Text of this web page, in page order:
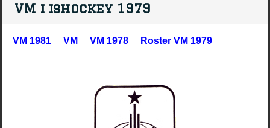
VM i ishockey 1979
VM 1981 VM VM 1978 Roster VM 1979